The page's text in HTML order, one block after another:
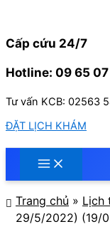
nội
Cấp cứu 24/7
Hotline: 09 65 07
Tư vấn KCB: 02563
ĐẶT LỊCH KHÁM
Trang chủ » Lịch
29/5/2022) (19/